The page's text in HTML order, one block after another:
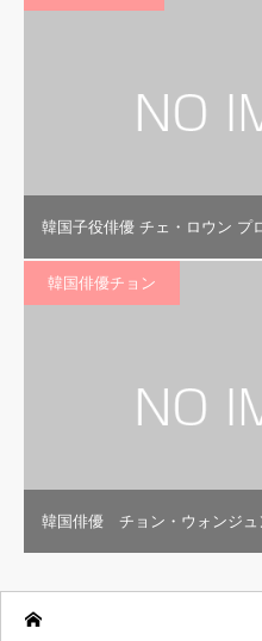
韓国子役俳優 チェ・ロウン プ
韓国俳優チョン
韓国俳優 チョン・ウォンジ